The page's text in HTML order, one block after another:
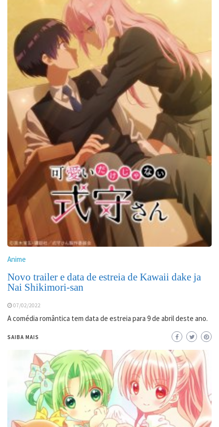
Anime
Novo trailer e data de estreia de Kawaii dake ja
Nai Shikimori-san
07/02/2022
A comédia romântica tem data de estreia para 9 de abril deste ano.
SAIBA MAIS